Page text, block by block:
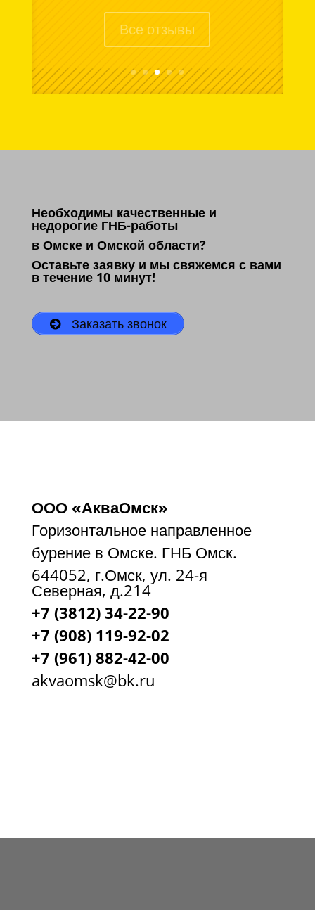
Все отзывы
Необходимы качественные и
недорогие ГНБ-работы
в Омске и Омской области?
Оставьте заявку и мы свяжемся с вами
в течение 10 минут!
Заказать звонок
ООО «АкваОмск»
Горизонтальное направленное
бурение в Омске. ГНБ Омск.
644052, г.Омск, ул. 24-я
Северная, д.214
+7 (3812) 34-22-90
+7 (908) 119-92-02
+7 (961) 882-42-00
akvaomsk@bk.ru